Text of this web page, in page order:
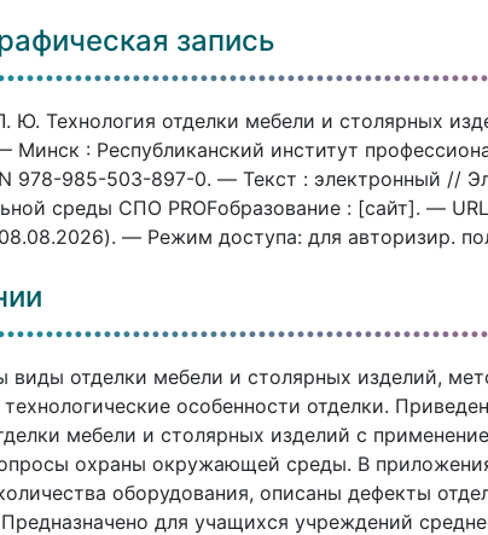
запись
Ю. Технология отделки мебели и столярных
Минск : Республиканский институт
978-985-503-897-0. — Текст : электронный //
среды СПО PROFобразование : [сайт]. —
— Режим доступа: для авторизир.
виды отделки мебели и столярных изделий,
особенности отделки.
мебели и столярных изделий с
охраны окружающей среды. В
оборудования, описаны дефекты
для учащихся учреждений